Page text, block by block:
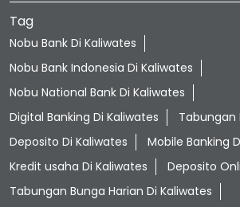
Tag
Nobu Bank Di Kaliwates
Nobu Bank Indonesia Di Kaliwates
Nobu National Bank Di Kaliwates
Digital Banking Di Kaliwates
Tabungan
Deposito Di Kaliwates
Mobile Banking
Kredit usaha Di Kaliwates
Deposito
Tabungan Bunga Harian Di Kaliwates